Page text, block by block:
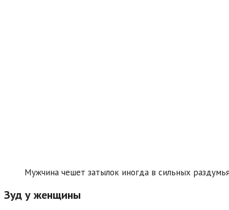
Мужчина чешет затылок иногда в сильных
Зуд у женщины